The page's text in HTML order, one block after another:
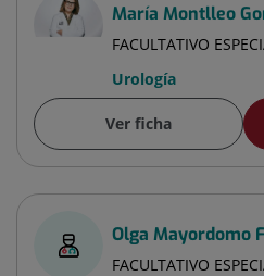
María Montlleo
FACULTATIVO
Urología
Ver ficha
Olga Mayordomo
FACULTATIVO